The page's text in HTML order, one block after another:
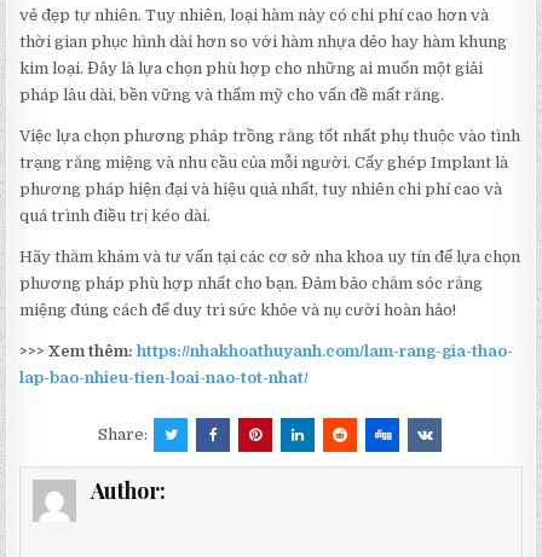
vẻ đẹp tự nhiên. Tuy nhiên, loại hàm này có chi phí cao hơn và
thời gian phục hình dài hơn so với hàm nhựa dẻo hay hàm khung
kim loại. Đây là lựa chọn phù hợp cho những ai muốn một giải
pháp lâu dài, bền vững và thẩm mỹ cho vấn đề mất răng.
Việc lựa chọn phương pháp trồng răng tốt nhất phụ thuộc vào tình
trạng răng miệng và nhu cầu của mỗi người. Cấy ghép Implant là
phương pháp hiện đại và hiệu quả nhất, tuy nhiên chi phí cao và
quá trình điều trị kéo dài.
Hãy thăm khám và tư vấn tại các cơ sở nha khoa uy tín để lựa chọn
phương pháp phù hợp nhất cho bạn. Đảm bảo chăm sóc răng
miệng đúng cách để duy trì sức khỏe và nụ cười hoàn hảo!
>>> Xem thêm:https://nhakhoathuyanh.com/lam-rang-gia-thao-
lap-bao-nhieu-tien-loai-nao-tot-nhat/
Share:
Author: